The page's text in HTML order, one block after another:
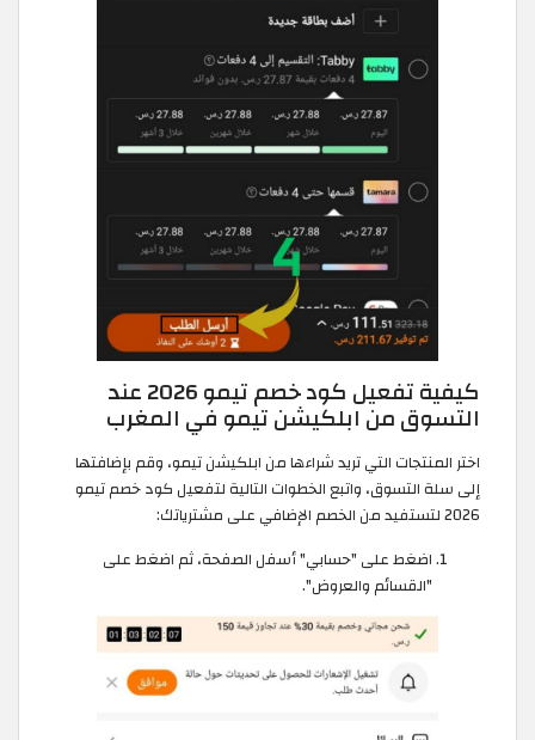
كيفية تفعيل كود خصم تيمو 2026 عند
التسوق من ابلكيشن تيمو في المغرب
اختر المنتجات التي تريد شراءها من ابلكيشن تيمو، وقم بإضافتها
إلى سلة التسوق، واتبع الخطوات التالية لتفعيل كود خصم تيمو
2026 لتستفيد من الخصم الإضافي على مشترياتك:
اضغط على "حسابي" أسفل الصفحة، ثم اضغط على
"القسائم والعروض".